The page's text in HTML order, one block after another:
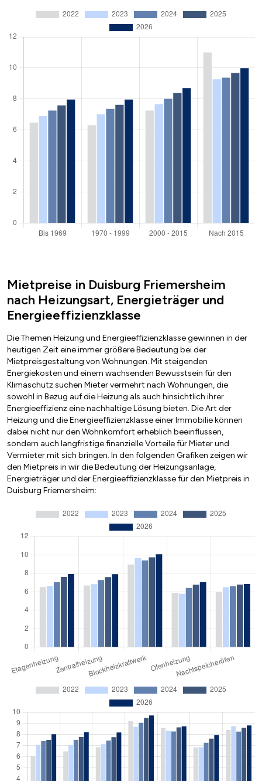
Mietpreise in Duisburg Friemersheim
nach Heizungsart, Energieträger und
Energieeffizienzklasse
Die Themen Heizung und Energieeffizienzklasse gewinnen in der
heutigen Zeit eine immer größere Bedeutung bei der
Mietpreisgestaltung von Wohnungen. Mit steigenden
Energiekosten und einem wachsenden Bewusstsein für den
Klimaschutz suchen Mieter vermehrt nach Wohnungen, die
sowohl in Bezug auf die Heizung als auch hinsichtlich ihrer
Energieeffizienz eine nachhaltige Lösung bieten. Die Art der
Heizung und die Energieeffizienzklasse einer Immobilie können
dabei nicht nur den Wohnkomfort erheblich beeinflussen,
sondern auch langfristige finanzielle Vorteile für Mieter und
Vermieter mit sich bringen. In den folgenden Grafiken zeigen wir
den Mietpreis in wir die Bedeutung der Heizungsanlage,
Energieträger und der Energieeffizienzklasse für den Mietpreis in
Duisburg Friemersheim: